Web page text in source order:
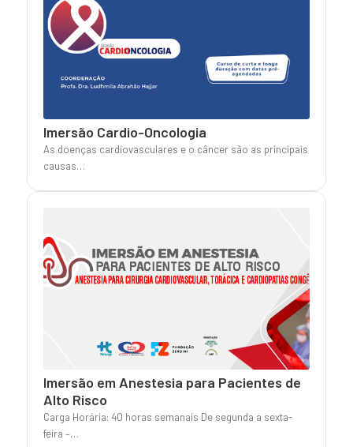
Imersão Cardio-Oncologia
As doenças cardiovasculares e o câncer são as principais
causas…
Imersão em Anestesia para Pacientes de
Alto Risco
Carga Horária: 40 horas semanais De segunda a sexta-
feira –…